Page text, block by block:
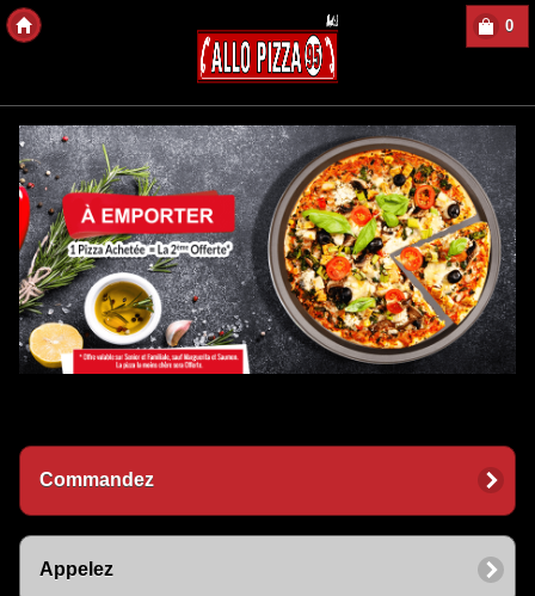
0
Commandez
Appelez
Copyright des-Click